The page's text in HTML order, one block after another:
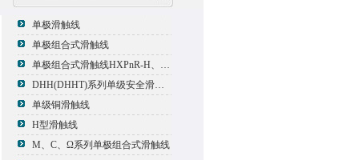
单极滑触线
单极组合式滑触线
单极组合式滑触线HXPnR-H、HXPnR-H8 、HXPnR-HT
DHH(DHHT)系列单级安全滑触线
单级铜滑触线
H型滑触线
M、C、Ω系列单极组合式滑触线